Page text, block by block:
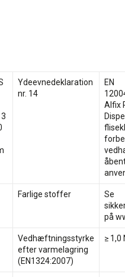
Ydeevnedeklaration
nr. 14
EN
Alfix
Farlige stoffer
Se
på
Vedhæftningsstyrke
efter varmelagring
(EN1324:2007)
≥ 1,0